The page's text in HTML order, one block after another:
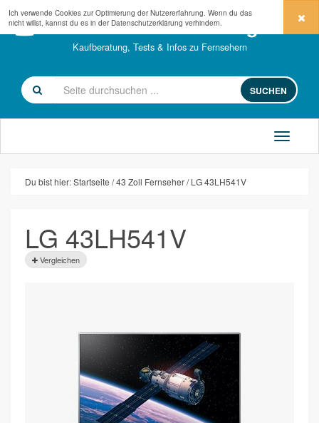
fernseher-kaufberatung.com
Kaufberatung, Tests & Infos zu Fernsehern
SUCHEN
Du bist hier:Startseite 43 Zoll Fernseher LG 43LH541V
LG 43LH541V
Vergleichen
Ich verwende Cookies zur Optimierung der Nutzererfahrung. Wenn du das
nicht willst, kannst du es in der Datenschutzerklärung verhindern.